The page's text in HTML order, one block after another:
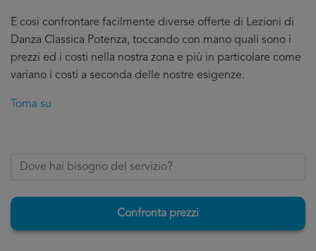
E cosi confrontare facilmente diverse offerte di Lezioni di
Danza Classica Potenza, toccando con mano quali sono i
prezzi ed i costi nella nostra zona e più in particolare come
variano i costi a seconda delle nostre esigenze.
Torna su
Confronta prezzi